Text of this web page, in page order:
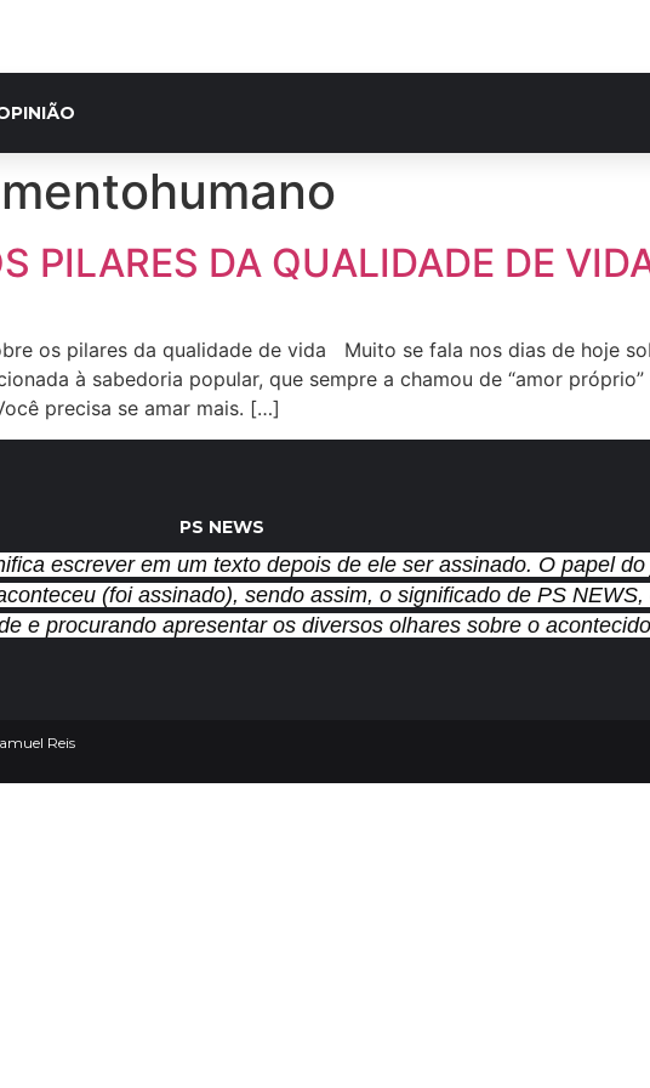
PILARES DA QUALIDADE DE
os pilares da qualidade de vida Muito se fala nos dias de hoje
à sabedoria popular, que sempre a chamou de “amor próprio”
precisa se amar mais. […]
PS NEWS
escrever em um texto depois de ele ser assinado. O papel
(foi assinado), sendo assim, o significado de PS
e procurando apresentar os diversos olhares sobre o
Reis